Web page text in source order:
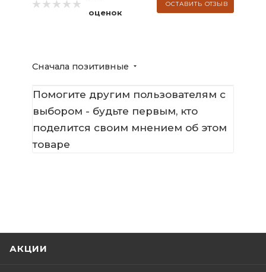
оценок
ОСТАВИТЬ ОТЗЫВ
Сначала позитивные
Помогите другим пользователям с
выбором - будьте первым, кто
поделится своим мнением об этом
товаре
АКЦИИ